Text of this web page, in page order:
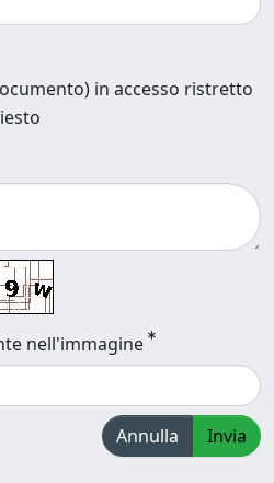
in accesso ristretto
nell'immagine
Annulla Invia